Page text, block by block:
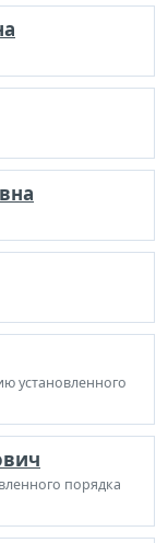
установленного
порядка